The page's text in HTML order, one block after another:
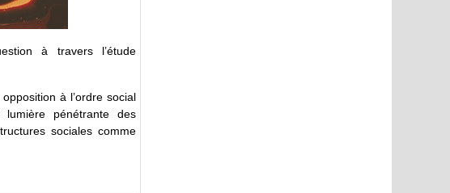
à travers l’étude
à l’ordre social
pénétrante des
sociales comme